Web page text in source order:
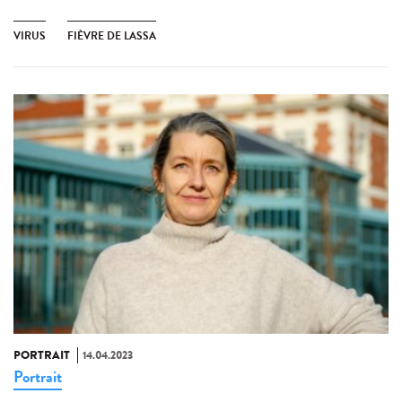
VIRUS FIÈVRE DE LASSA
PORTRAIT 14.04.2023
Portrait